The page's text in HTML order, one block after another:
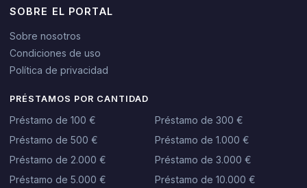
SOBRE EL PORTAL
Sobre nosotros
Condiciones de uso
Política de privacidad
PRÉSTAMOS POR CANTIDAD
Préstamo de 100 €
Préstamo de 300 €
Préstamo de 500 €
Préstamo de 1.000 €
Préstamo de 2.000 €
Préstamo de 3.000 €
Préstamo de 5.000 €
Préstamo de 10.000 €